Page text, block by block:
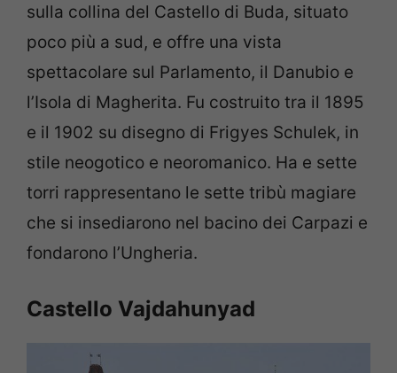
sulla collina del Castello di Buda, situato
poco più a sud, e offre una vista
spettacolare sul Parlamento, il Danubio e
l’Isola di Magherita. Fu costruito tra il 1895
e il 1902 su disegno di Frigyes Schulek, in
stile neogotico e neoromanico. Ha e sette
torri rappresentano le sette tribù magiare
che si insediarono nel bacino dei Carpazi e
fondarono l’Ungheria.
Castello Vajdahunyad